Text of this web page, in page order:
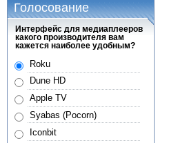
Голосование
Интерфейс для медиаплееров
какого производителя вам
кажется наиболее удобным?
Roku
Dune HD
Apple TV
Syabas (Pocorn)
Iconbit